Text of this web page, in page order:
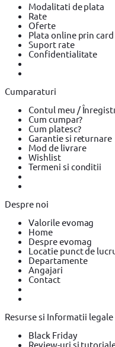
electric BOSCHSlefuitor
de frezat BOSCH
electrica BOSCH
Suflanta aer cald YATO
compactoare & Ciocan
demolator BOSCHPlaci
Makita
Accesorii scule electrice
Trafaleti YATO
protectie YATO
Bricolaj OEMBricolaj Cynel
electrica BOSCH
Modalitati de plata
Rate
Oferte
Plata online prin card
Suport rate
Confidentialitate
Cumparaturi
Contul meu /
Cum cumpar?
Cum platesc?
Garantie si returnare
Mod de livrare
Wishlist
Termeni si conditii
Despre noi
Valorile evomag
Home
Despre evomag
Locatie punct de
Departamente
Angajari
Contact
Resurse si Informatii legale
Black Friday
Review-uri si